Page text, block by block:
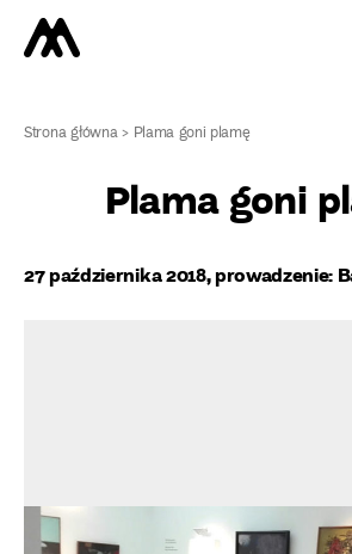
Strona główna> Plama goni plamę
Plama goni
27 października 2018, prowadzenie: